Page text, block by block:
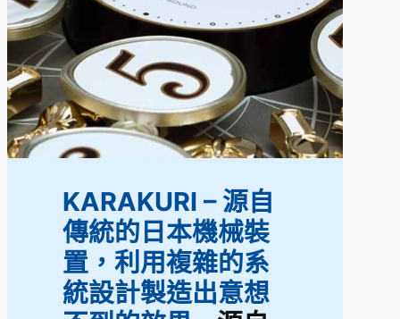
KARAKURI – 源自
傳統的日本機械裝
置，利用複雜的系
統設計製造出意想